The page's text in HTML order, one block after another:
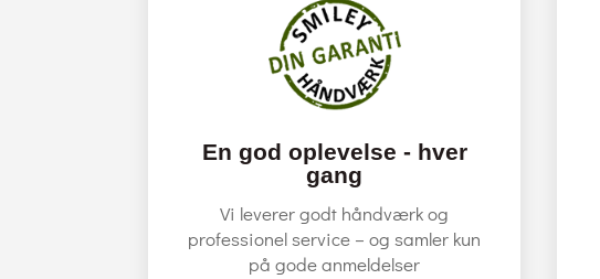
En god oplevelse - hver
gang
Vi leverer godt håndværk og
professionel service – og samler kun
på gode anmeldelser